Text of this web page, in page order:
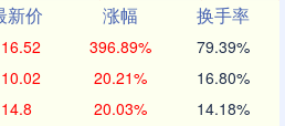
新价 涨幅
换手率
396.89% 79.39%
20.21% 16.80%
14.8 20.03% 14.18%